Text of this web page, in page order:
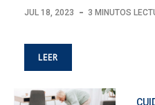
JUL 18, 2023 3 MINUTOS
LEER